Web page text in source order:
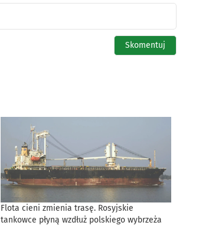
Flota cieni zmienia trasę. Rosyjskie
tankowce płyną wzdłuż polskiego wybrzeża